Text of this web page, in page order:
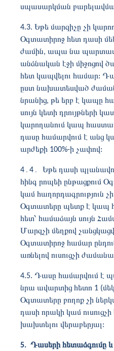
սպասարկման
4.3. Եթե ​​մարզիչը չի
Օգտատիրոջ հետ դասի
ժամին, ապա նա
անձնական էջի միջոցով
հետ կապվելու համար:
ըստ նախատեսված
նրանից, թե երբ է կապը
սույն կետի դրույթների
կարողանում կապ
դասը համարվում է անց
արժեքի 100%-ի չափով:
4 ․4․ Եթե ​​դասի
հինգ րոպեի ընթացքում
կամ հաղորդագրություն
Օգտատերը պետք է կապ
հետ՝ համաձայն սույն
Մարզչի մեղքով
Օգտատիրոջ համար
առնելով ուսուցչի
4.5. Դասը համարվում է
նրա ավարտից հետո 1
Օգտատերը բողոք չի
դասի որակի կամ
խախտելու վերաբերյալ:
5. Դասերի հետաձգումը և